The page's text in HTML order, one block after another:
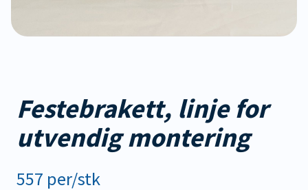
Festebrakett, linje for
utvendig montering
557 per/stk